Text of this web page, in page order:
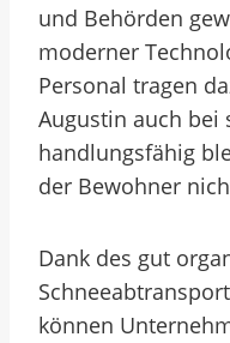
und Behörden
moderner
Personal tragen
Augustin auch bei
handlungsfähig
der Bewohner
Dank des gut
können